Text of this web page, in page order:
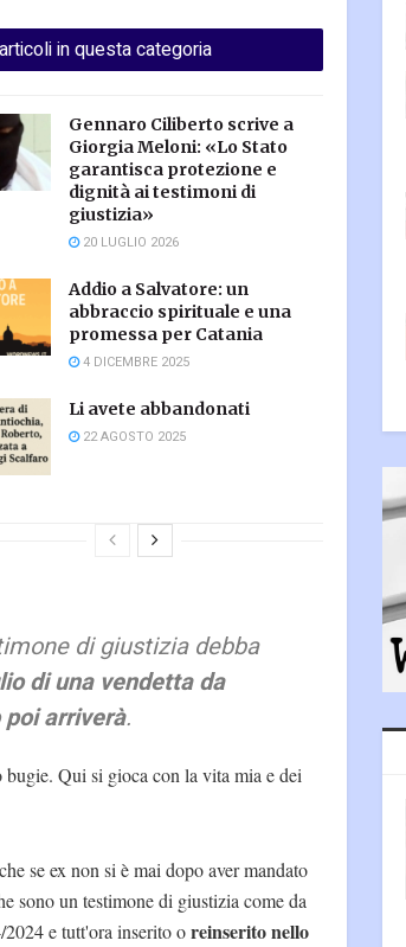
in questa categoria
Gennaro Ciliberto scrive a
Giorgia Meloni: «Lo Stato
garantisca protezione e
dignità ai testimoni di
giustizia»
20 LUGLIO 2026
Addio a Salvatore: un
abbraccio spirituale e una
promessa per Catania
4 DICEMBRE 2025
Li avete abbandonati
22 AGOSTO 2025
di giustizia debba
di una vendetta da
arriverà.
bugie. Qui si gioca con la vita mia e dei
se ex non si è mai dopo aver mandato
sono un testimone di giustizia come da
e tutt'ora inserito oreinserito nello